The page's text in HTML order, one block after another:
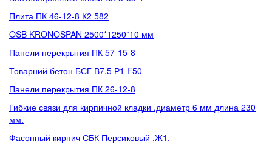
Плита ПК 46-12-8 К2 582
OSB KRONOSPAN 2500*1250*10 мм
Панели перекрытия ПК 57-15-8
Товарний бетон БСГ В7,5 Р1 F50
Панели перекрытия ПК 26-12-8
Гибкие связи для кирпичной кладки .диаметр 6 мм длина 230
мм.
Фасонный кирпич СБК Персиковый .Ж1.